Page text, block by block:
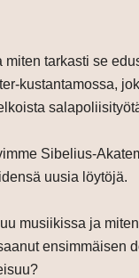
tarkasti se
kustantamossa,
Sibelius-
uusia löytöjä.
musiikissa ja
ensimmäisen